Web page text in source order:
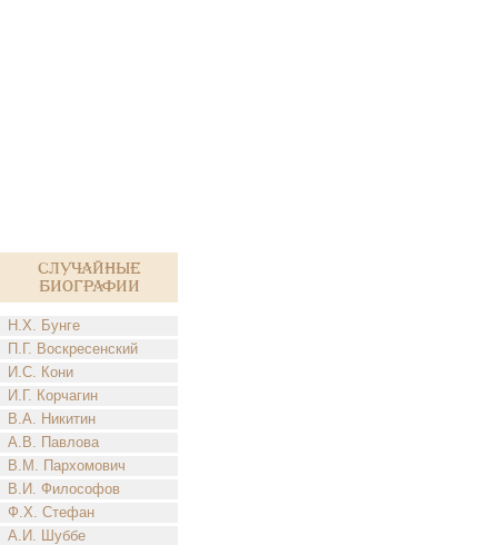
Случайные
биографии
Н.Х. Бунге
П.Г. Воскресенский
И.С. Кони
И.Г. Корчагин
В.А. Никитин
А.В. Павлова
В.М. Пархомович
В.И. Философов
Ф.Х. Стефан
А.И. Шуббе